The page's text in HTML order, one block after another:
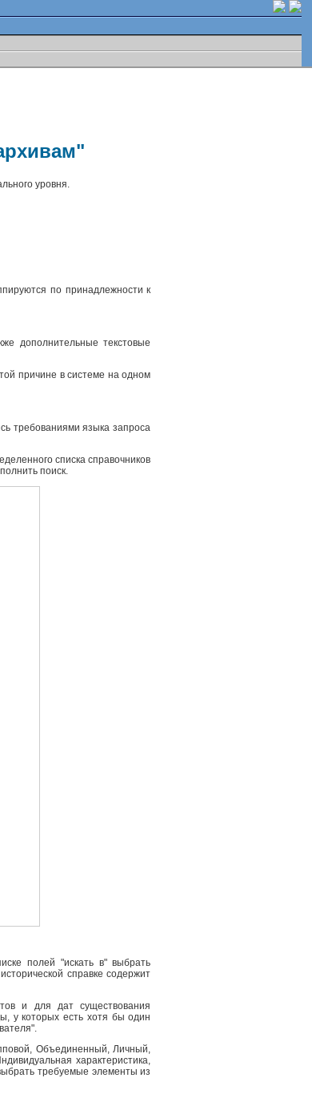
уровня.
по принадлежности к
дополнительные текстовые
причине в системе на одном
требованиями языка запроса
списка справочников
поиск.
полей "искать в" выбрать
справке содержит
и для дат существования
у которых есть хотя бы один
Объединенный, Личный,
характеристика,
требуемые элементы из